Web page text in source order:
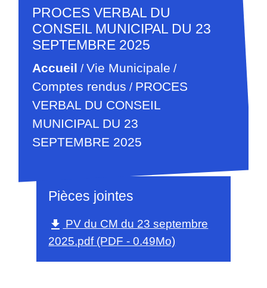
PROCES VERBAL DU
CONSEIL MUNICIPAL DU 23
SEPTEMBRE 2025
Accueil /Vie Municipale /
Comptes rendus / PROCES
VERBAL DU CONSEIL
MUNICIPAL DU 23
SEPTEMBRE 2025
Pièces jointes
file_download PV du CM du 23 septembre
2025.pdf (PDF - 0.49Mo)